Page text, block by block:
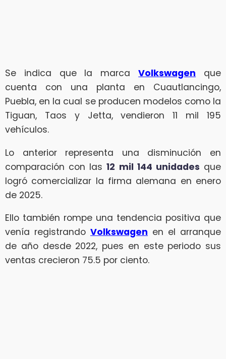
Se indica que la marcaVolkswagen que
cuenta con una planta en Cuautlancingo,
Puebla, en la cual se producen modelos como la
Tiguan, Taos y Jetta, vendieron 11 mil 195
vehículos.
Lo anterior representa una disminución en
comparación con las12 mil 144 unidades que
logró comercializar la firma alemana en enero
de 2025.
Ello también rompe una tendencia positiva que
venía registrando Volkswagen en el arranque
de año desde 2022, pues en este periodo sus
ventas crecieron 75.5 por ciento.